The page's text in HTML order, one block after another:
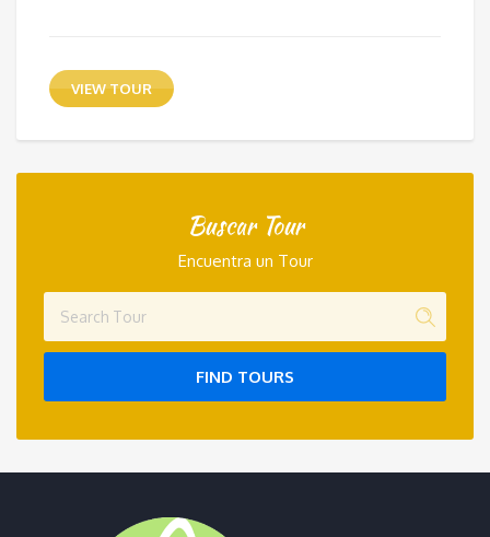
VIEW TOUR
Buscar Tour
Encuentra un Tour
FIND TOURS